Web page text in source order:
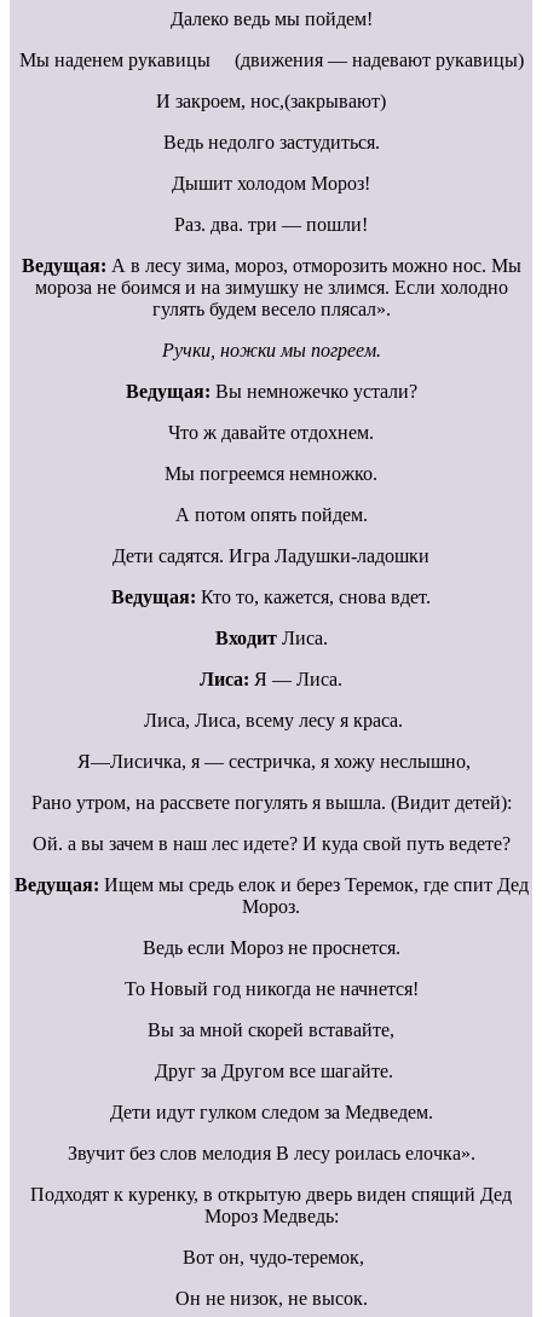
Далеко ведь мы пойдем!
Мы наденем рукавицы (движения — надевают рукавицы)
И закроем, нос,(закрывают)
Ведь недолго застудиться.
Дышит холодом Мороз!
Раз. два. три — пошли!
Ведущая: А в лесу зима, мороз, отморозить можно нос. Мы
мороза не боимся и на зимушку не злимся. Если холодно
гулять будем весело плясал».
Ручки, ножки мы погреем.
Ведущая: Вы немножечко устали?
Что ж давайте отдохнем.
Мы погреемся немножко.
А потом опять пойдем.
Дети садятся. Игра Ладушки-ладошки
Ведущая: Кто то, кажется, снова вдет.
ВходитЛиса.
Лиса: Я — Лиса.
Лиса, Лиса, всему лесу я краса.
Я—Лисичка, я — сестричка, я хожу неслышно,
Рано утром, на рассвете погулять я вышла. (Видит детей):
Ой. а вы зачем в наш лес идете? И куда свой путь ведете?
Ведущая: Ищем мы средь елок и берез Теремок, где спит Дед
Мороз.
Ведь если Мороз не проснется.
То Новый год никогда не начнется!
Вы за мной скорей вставайте,
Друг за Другом все шагайте.
Дети идут гулком следом за Медведем.
Звучит без слов мелодия В лесу роилась елочка».
Подходят к куренку, в открытую дверь виден спящий Дед
Мороз Медведь:
Вот он, чудо-теремок,
Он не низок, не высок.